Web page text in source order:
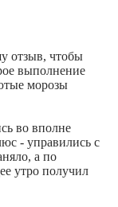
отзыв, чтобы
выполнение
морозы
во вполне
- управились с
а по
утро получил